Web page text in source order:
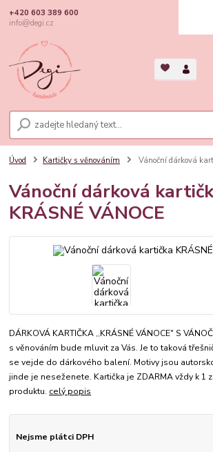
+420 603 389 600
info@degi.cz
Úvod Kartičky s věnováním Vánoční dárková
Vánoční dárková
KRÁSNÉ VÁNOCE
DÁRKOVÁ KARTIČKA ,,KRÁSNÉ VÁNOCE" S
s věnováním bude mluvit za Vás. Je to taková
se vejde do dárkového balení. Motivy jsou
jinde je neseženete. Kartička je ZDARMA vždy k 1
produktu. celý popis
Nejsme plátci DPH